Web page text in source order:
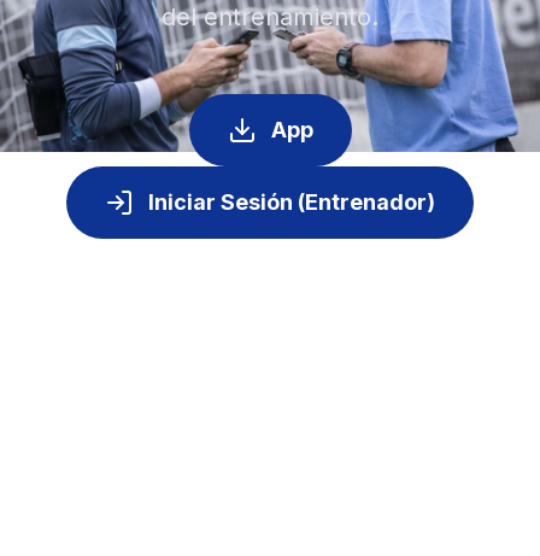
del entrenamiento.
App
Iniciar Sesión (Entrenador)